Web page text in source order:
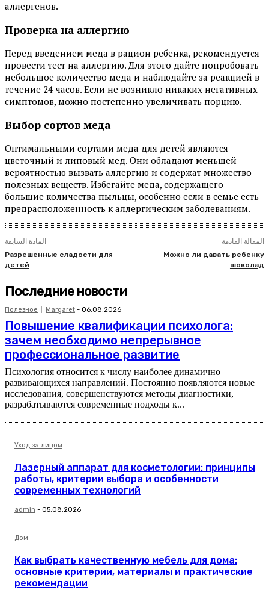
аллергенов.
Проверка на аллергию
Перед введением меда в рацион ребенка, рекомендуется
провести тест на аллергию. Для этого дайте попробовать
небольшое количество меда и наблюдайте за реакцией в
течение 24 часов. Если не возникло никаких негативных
симптомов, можно постепенно увеличивать порцию.
Выбор сортов меда
Оптимальными сортами меда для детей являются
цветочный и липовый мед. Они обладают меньшей
вероятностью вызвать аллергию и содержат множество
полезных веществ. Избегайте меда, содержащего
большие количества пыльцы, особенно если в семье есть
предрасположенность к аллергическим заболеваниям.
المادة السابقة
Разрешенные сладости для
детей
المقالة القادمة
Можно ли давать ребенку
шоколад
Последние новости
Полезное Margaret - 06.08.2026
Повышение квалификации психолога:
зачем необходимо непрерывное
профессиональное развитие
Психология относится к числу наиболее динамично
развивающихся направлений. Постоянно появляются новые
исследования, совершенствуются методы диагностики,
разрабатываются современные подходы к...
Уход за лицом
Лазерный аппарат для косметологии: принципы
работы, критерии выбора и особенности
современных технологий
admin - 05.08.2026
Дом
Как выбрать качественную мебель для дома:
основные критерии, материалы и практические
рекомендации